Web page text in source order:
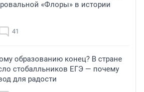
«Флоры» в истории
41
образованию конец? В стране
стобалльников ЕГЭ — почему
для радости